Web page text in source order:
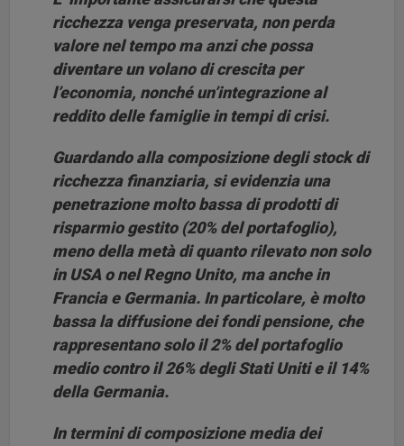
ricchezza venga preservata, non perda
valore nel tempo ma anzi che possa
diventare un volano di crescita per
l’economia, nonché un’integrazione al
reddito delle famiglie in tempi di crisi.
Guardando alla composizione degli stock di
ricchezza finanziaria, si evidenziauna
penetrazione molto bassa di prodotti di
risparmio gestito (20% del portafoglio),
meno della metà di quanto rilevato non solo
in USA o nel Regno Unito, ma anche in
Francia e Germania. In particolare, è molto
bassa la diffusione dei fondi pensione, che
rappresentano solo il 2% del portafoglio
medio contro il 26% degli Stati Uniti e il 14%
della Germania.
In termini di composizione media dei